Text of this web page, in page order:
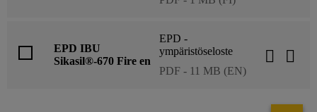
EPD IBU
Sikasil®-670 Fire en
EPD -
ympäristöseloste
PDF - 11 MB (EN)